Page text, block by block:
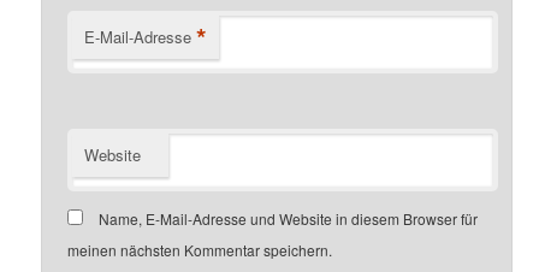
E-Mail-Adresse *
Website
Name, E-Mail-Adresse und Website in diesem Browser für
meinen nächsten Kommentar speichern.